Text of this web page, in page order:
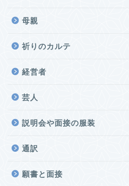
母親
祈りのカルテ
経営者
芸人
説明会や面接の服装
通訳
願書と面接